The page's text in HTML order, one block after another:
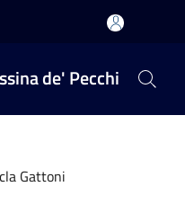
de' Pecchi
Gattoni